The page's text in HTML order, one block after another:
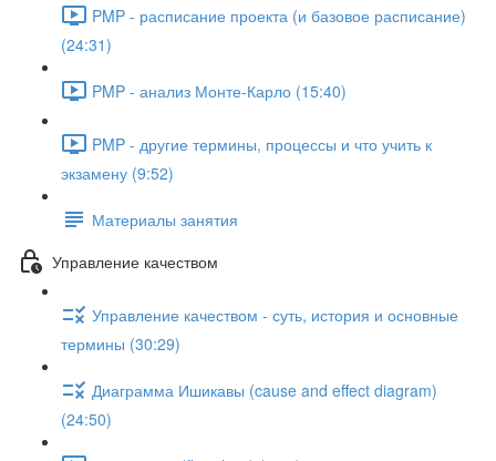
PMP - расписание проекта (и базовое расписание)
(24:31)
PMP - анализ Монте-Карло (15:40)
PMP - другие термины, процессы и что учить к
экзамену (9:52)
Материалы занятия
Управление качеством
Управление качеством - суть, история и основные
термины (30:29)
Диаграмма Ишикавы (cause and effect diagram)
(24:50)